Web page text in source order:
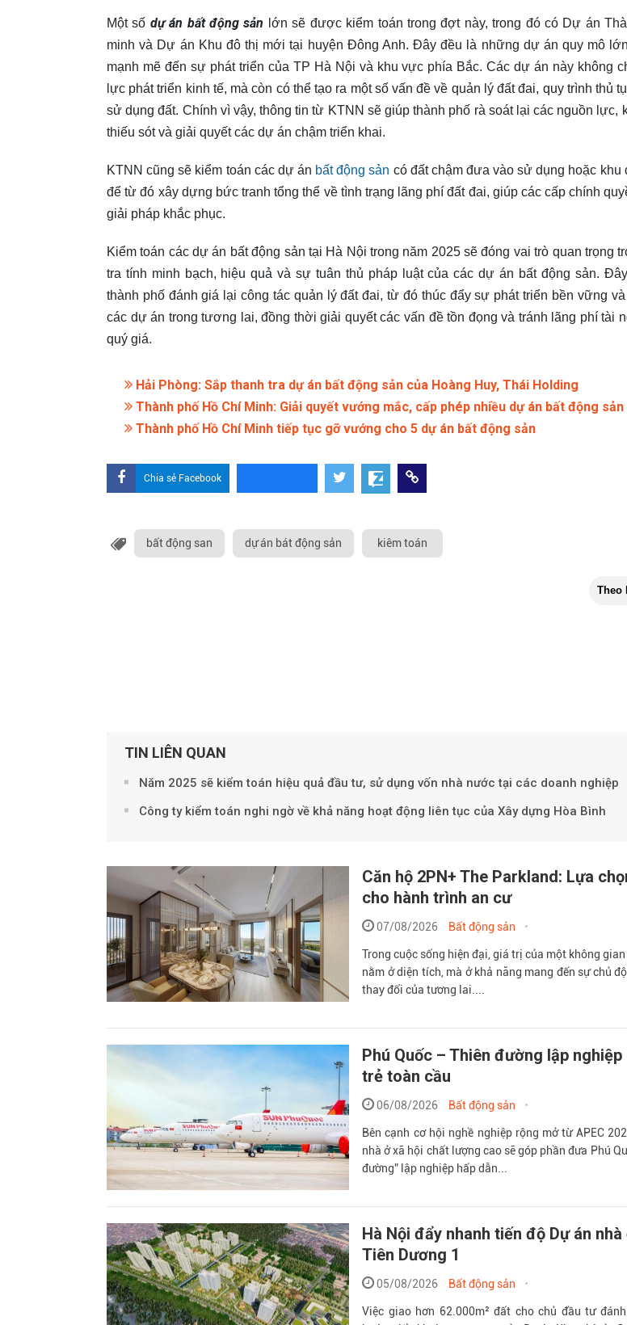
Một số dự án bất động sản lớn sẽ được kiểm toán trong đợt này, trong đó có Dự án
minh và Dự án Khu đô thị mới tại huyện Đông Anh. Đây đều là những dự án quy mô
mạnh mẽ đến sự phát triển của TP Hà Nội và khu vực phía Bắc. Các dự án này không
lực phát triển kinh tế, mà còn có thể tạo ra một số vấn đề về quản lý đất đai, quy trình thủ
sử dụng đất. Chính vì vậy, thông tin từ KTNN sẽ giúp thành phố rà soát lại các nguồn lực,
thiếu sót và giải quyết các dự án chậm triển khai.
KTNN cũng sẽ kiểm toán các dự án bất động sản có đất chậm đưa vào sử dụng hoặc khu
để từ đó xây dựng bức tranh tổng thể về tình trạng lãng phí đất đai, giúp các cấp chính
giải pháp khắc phục.
Kiểm toán các dự án bất động sản tại Hà Nội trong năm 2025 sẽ đóng vai trò quan trọng
tra tính minh bạch, hiệu quả và sự tuân thủ pháp luật của các dự án bất động sản.
thành phố đánh giá lại công tác quản lý đất đai, từ đó thúc đẩy sự phát triển bền vững
các dự án trong tương lai, đồng thời giải quyết các vấn đề tồn đọng và tránh lãng phí tài
quý giá.
Hải Phòng: Sắp thanh tra dự án bất động sản của Hoàng Huy, Thái Holding
Thành phố Hồ Chí Minh: Giải quyết vướng mắc, cấp phép nhiều dự án bất động sản
Thành phố Hồ Chí Minh tiếp tục gỡ vướng cho 5 dự án bất động sản
Chia sẻ Facebook
bất động san dự án bát động sản kiêm toán
TIN LIÊN QUAN
Năm 2025 sẽ kiểm toán hiệu quả đầu tư, sử dụng vốn nhà nước tại các doanh nghiệp
Công ty kiểm toán nghi ngờ về khả năng hoạt động liên tục của Xây dựng Hòa Bình
Căn hộ 2PN+ The Parkland: Lựa
cho hành trình an cư
07/08/2026 Bất động sản
Trong cuộc sống hiện đại, giá trị của một không
nằm ở diện tích, mà ở khả năng mang đến sự chủ
thay đổi của tương lai....
Phú Quốc – Thiên đường lập
trẻ toàn cầu
06/08/2026 Bất động sản
Bên cạnh cơ hội nghề nghiệp rộng mở từ APEC
nhà ở xã hội chất lượng cao sẽ góp phần đưa Phú
đường” lập nghiệp hấp dẫn...
Hà Nội đẩy nhanh tiến độ Dự án nhà
Tiên Dương 1
05/08/2026 Bất động sản
Việc giao hơn 62.000m² đất cho chủ đầu tư